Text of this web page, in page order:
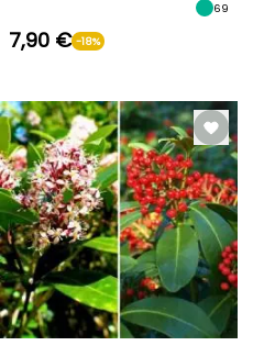
69
7,90 € -18%